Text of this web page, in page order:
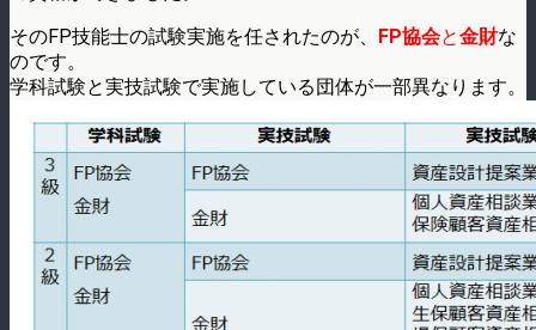
そのFP技能士の試験実施を任されたのが、 FP協会と金財な
のです。
学科試験と実技試験で実施している団体が一部異なります。